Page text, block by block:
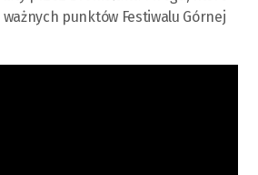
punktów Festiwalu Górnej